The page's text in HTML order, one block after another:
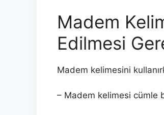
Madem
Edilmesi
Madem kelimesini
– Madem kelimesi cümle